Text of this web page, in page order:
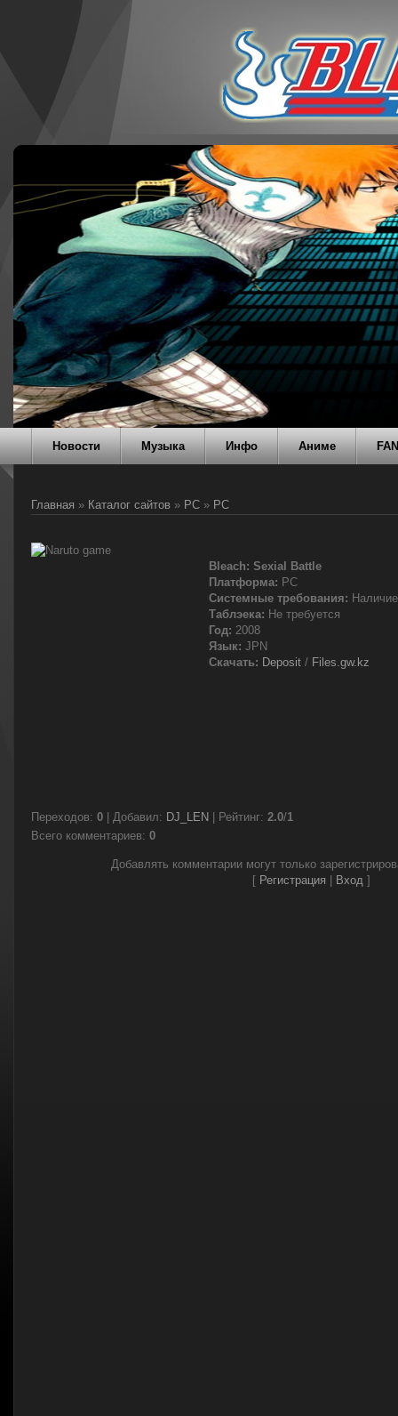
Новости Музыка Инфо Аниме
Главная » Каталог сайтов » PC » PC
Bleach: Sexial Battle
Платформа: PC
Системные требования:
Таблэека: Не требуется
Год: 2008
Язык: JPN
Скачать: Deposit / Files.gw.kz
Переходов: 0 Добавил: DJ_LEN Рейтинг: 2.0/1
Всего комментариев: 0
Добавлять комментарии могут только
[ Регистрация Вход]